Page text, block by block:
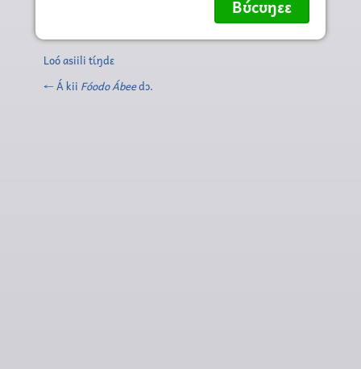
Loó asiili tɩ́ŋdɛ
← Á kii Fóodo Ábeedɔ.